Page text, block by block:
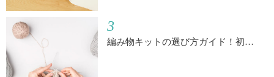
3
編み物キットの選び方ガイド！初…